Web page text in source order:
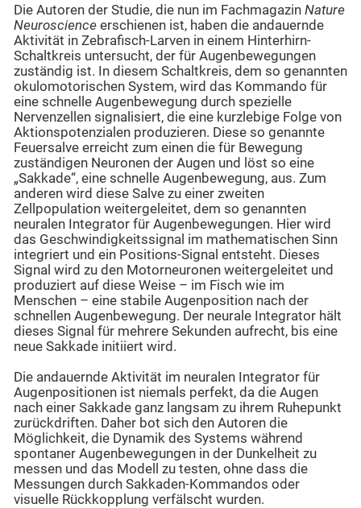
Die Autoren der Studie, die nun im Fachmagazin Nature
Neuroscience erschienen ist, haben die andauernde
Aktivität in Zebrafisch-Larven in einem Hinterhirn-
Schaltkreis untersucht, der für Augenbewegungen
zuständig ist. In diesem Schaltkreis, dem so genannten
okulomotorischen System, wird das Kommando für
eine schnelle Augenbewegung durch spezielle
Nervenzellen signalisiert, die eine kurzlebige Folge von
Aktionspotenzialen produzieren. Diese so genannte
Feuersalve erreicht zum einen die für Bewegung
zuständigen Neuronen der Augen und löst so eine
„Sakkade“, eine schnelle Augenbewegung, aus. Zum
anderen wird diese Salve zu einer zweiten
Zellpopulation weitergeleitet, dem so genannten
neuralen Integrator für Augenbewegungen. Hier wird
das Geschwindigkeitssignal im mathematischen Sinn
integriert und ein Positions-Signal entsteht. Dieses
Signal wird zu den Motorneuronen weitergeleitet und
produziert auf diese Weise – im Fisch wie im
Menschen – eine stabile Augenposition nach der
schnellen Augenbewegung. Der neurale Integrator hält
dieses Signal für mehrere Sekunden aufrecht, bis eine
neue Sakkade initiiert wird.
Die andauernde Aktivität im neuralen Integrator für
Augenpositionen ist niemals perfekt, da die Augen
nach einer Sakkade ganz langsam zu ihrem Ruhepunkt
zurückdriften. Daher bot sich den Autoren die
Möglichkeit, die Dynamik des Systems während
spontaner Augenbewegungen in der Dunkelheit zu
messen und das Modell zu testen, ohne dass die
Messungen durch Sakkaden-Kommandos oder
visuelle Rückkopplung verfälscht wurden.